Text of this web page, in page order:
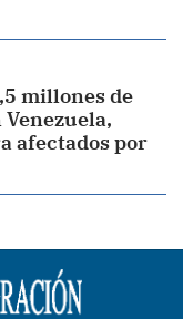
millones de
afectados por